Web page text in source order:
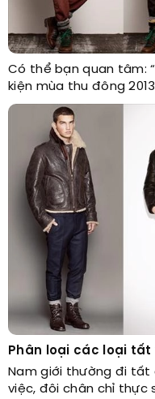
Có thể bạn quan tâm:
kiện mùa thu đông
Phân loại các loại
Nam giới thường đi
việc, đôi chân chỉ thực